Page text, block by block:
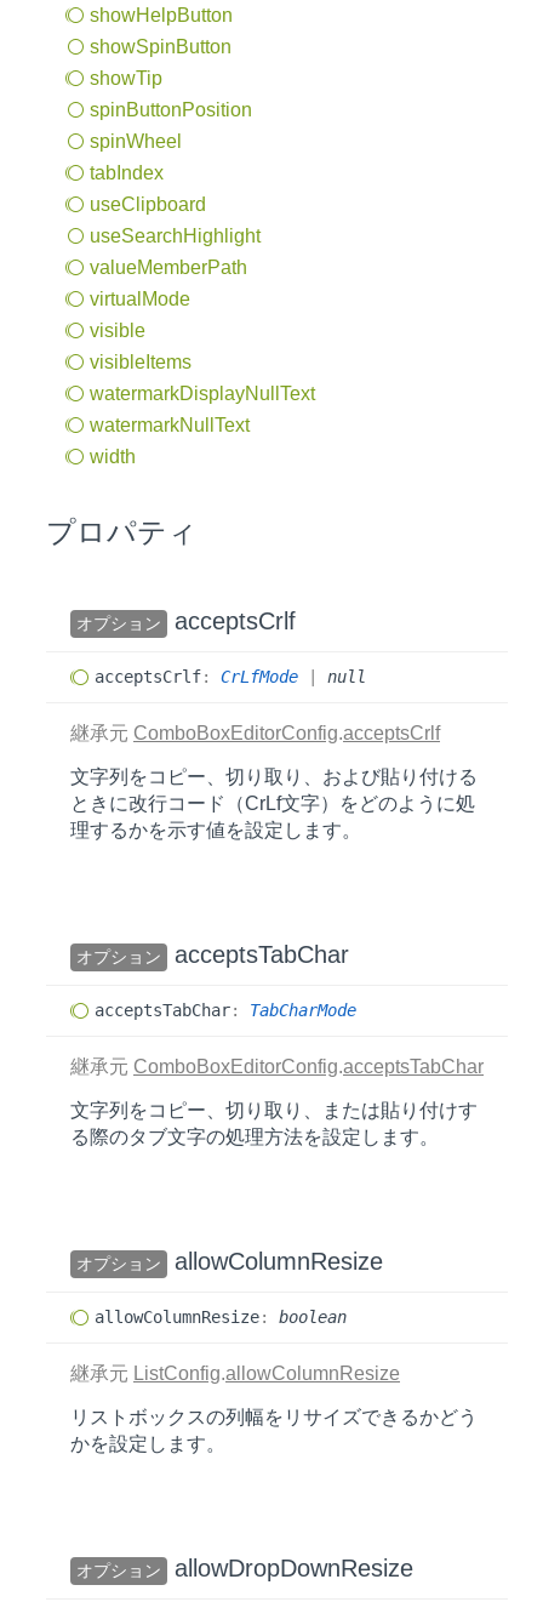
showHelpButton
showSpinButton
showTip
spinButtonPosition
spinWheel
tab Index
useClipboard
useSearchHighlight
valueMemberPath
virtual Mode
visible
visible Items
watermarkDisplayNull Text
watermarkNull Text
width
プロパティ
オプション acceptsCrlf
acceptsCrlf: CrLfMode null
継承元 ComboBoxEditorConfig.acceptsCrlf
文字列をコピー、切り取り、および貼り付ける
ときに改行コード（CrLf文字）をどのように処
理するかを示す値を設定します。
オプション acceptsTabChar
acceptsTabChar: TabCharMode
継承元 ComboBoxEditorConfig.acceptsTabChar
文字列をコピー、切り取り、または貼り付けす
る際のタブ文字の処理方法を設定します。
オプション allowColumnResize
allowColumnResize: boolean
継承元 ListConfig.allowColumnResize
リストボックスの列幅をリサイズできるかどう
かを設定します。
オプション allowDropDownResize